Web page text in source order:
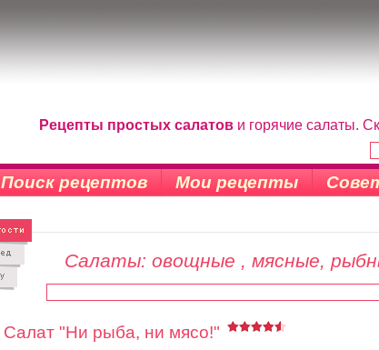
Рецепты простых салатов и горячие салаты.
Поиск рецептов Мои рецепты
Салаты: овощные , мясные,
Салат "Ни рыба, ни мясо!"